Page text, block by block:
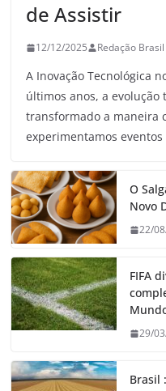
de Assistir
12/12/2025 Redação
A Inovação Tecnológica
últimos anos, a evolução
transformado a maneira
experimentamos eventos
O
Novo
22/
FIFA
29/
Brasil